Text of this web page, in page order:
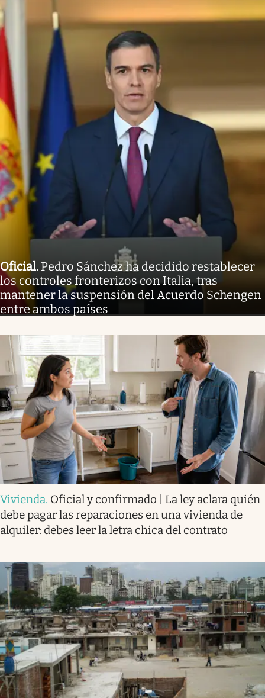
Oficial. Pedro Sánchez ha decidido restablecer
los controles fronterizos con Italia, tras
mantener la suspensión del Acuerdo Schengen
entre ambos países
Vivienda. Oficial y confirmado | La ley aclara quién
debe pagar las reparaciones en una vivienda de
alquiler: debes leer la letra chica del contrato